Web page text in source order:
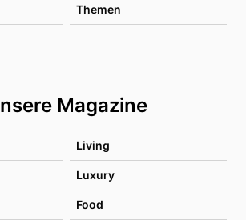
Themen
Magazine
Living
Luxury
Food